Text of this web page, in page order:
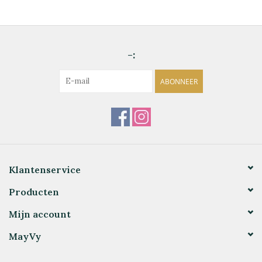
-:
ABONNEER
Klantenservice
Producten
Mijn account
MayVy